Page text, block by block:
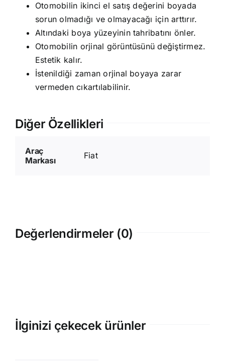
Otomobilin ikinci el satış değerini boyada
sorun olmadığı ve olmayacağı için arttırır.
Altındaki boya yüzeyinin tahribatını önler.
Otomobilin orjinal görüntüsünü değiştirmez.
Estetik kalır.
İstenildiği zaman orjinal boyaya zarar
vermeden cıkartılabilinir.
Diğer Özellikleri
Araç
Markası
Fiat
Değerlendirmeler (0)
İlginizi çekecek ürünler